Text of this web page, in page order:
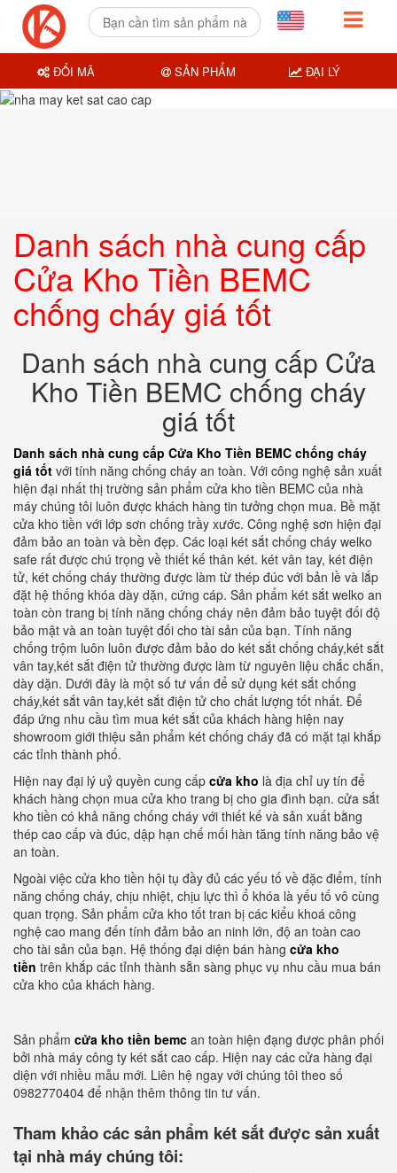
Danh sách nhà cung cấp
Cửa Kho Tiền BEMC
chống cháy giá tốt
Danh sách nhà cung cấp Cửa
Kho Tiền BEMC chống cháy
giá tốt
Danh sách nhà cung cấp Cửa Kho Tiền BEMC chống cháy
giá tốt với tính năng chống cháy an toàn. Với công nghệ sản xuất
hiện đại nhất thị trường sản phẩm cửa kho tiền BEMC của nhà
máy chúng tôi luôn được khách hàng tin tưởng chọn mua. Bề mặt
cửa kho tiền với lớp sơn chống trầy xước. Công nghệ sơn hiện đại
đảm bảo an toàn và bền đẹp. Các loại két sắt chống cháy welko
safe rất được chú trọng về thiết kế thân két. két vân tay, két điện
tử, két chống cháy thường được làm từ thép đúc với bản lề và lắp
đặt hệ thống khóa dày dặn, cứng cáp. Sản phẩm két sắt welko an
toàn còn trang bị tính năng chống cháy nên đảm bảo tuyệt đối độ
bảo mật và an toàn tuyệt đối cho tài sản của bạn. Tính năng
chống trộm luôn luôn được đảm bảo do két sắt chống cháy,két sắt
vân tay,két sắt điện tử thường được làm từ nguyên liệu chắc chắn,
dày dặn. Dưới đây là một số tư vấn để sử dụng két sắt chống
cháy,két sắt vân tay,két sắt điện tử cho chất lượng tốt nhất. Để
đáp ứng nhu cầu tìm mua két sắt của khách hàng hiện nay
showroom giới thiệu sản phẩm két chống cháy đã có mặt tại khắp
các tỉnh thành phố.
Hiện nay đại lý uỷ quyền cung cấp cửa kho là địa chỉ uy tín để
khách hàng chọn mua cửa kho trang bị cho gia đình bạn. cửa sắt
kho tiền có khả năng chống cháy với thiết kế và sản xuất bằng
thép cao cấp và đúc, dập hạn chế mối hàn tăng tính năng bảo vệ
an toàn.
Ngoài việc cửa kho tiền hội tụ đầy đủ các yếu tố về đặc điểm, tính
năng chống cháy, chịu nhiệt, chịu lực thì ổ khóa là yếu tố vô cùng
quan trọng. Sản phẩm cửa kho tốt tran bị các kiểu khoá công
nghệ cao mang đến tính đảm bảo an ninh lớn, độ an toàn cao
cho tài sản của bạn. Hệ thống đại diện bán hàng cửa kho
tiền trên khắp các tỉnh thành sẵn sàng phục vụ nhu cầu mua bán
cửa kho của khách hàng.
Sản phẩm cửa kho tiền bemc an toàn hiện đạng được phân phối
bởi nhà máy công ty két sắt cao cấp. Hiện nay các cửa hàng đại
diện với nhiều mẫu mới. Liên hệ ngay với chúng tôi theo số
0982770404 để nhận thêm thông tin tư vấn.
Tham khảo các sản phẩm két sắt được sản xuất
tại nhà máy chúng tôi:
ĐỔI MÃ SẢN PHẨM ĐẠI LÝ